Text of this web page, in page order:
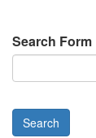
Search Form
Search